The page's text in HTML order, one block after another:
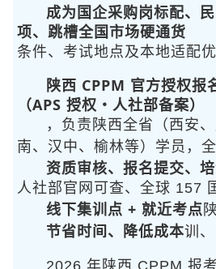
成为国企采购岗标配、
项、跳槽全国市场硬通货
条件、考试地点及本地适配优
陕西 CPPM 官方授权报
（APS 授权・人社部备案）
，负责陕西全省（西安
南、汉中、榆林等）学员
资质审核、报名提交、
，
人社部官网可查、全球 157
线下集训点 + 就近考点
训、
节省时间、降低成本
2026 年陕西 CPPM 报